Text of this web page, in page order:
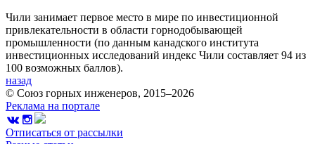
Чили занимает первое место в мире по инвестиционной
привлекательности в области горнодобывающей
промышленности (по данным канадского института
инвестиционных исследований индекс Чили составляет 94 из
100 возможных баллов).
назад
© Союз горных инженеров, 2015–2026
Реклама на портале
Отписаться от рассылки